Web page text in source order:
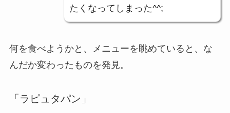
たくなってしまった^^;
何を食べようかと、メニューを眺めていると、な
んだか変わったものを発見。
「ラピュタパン」